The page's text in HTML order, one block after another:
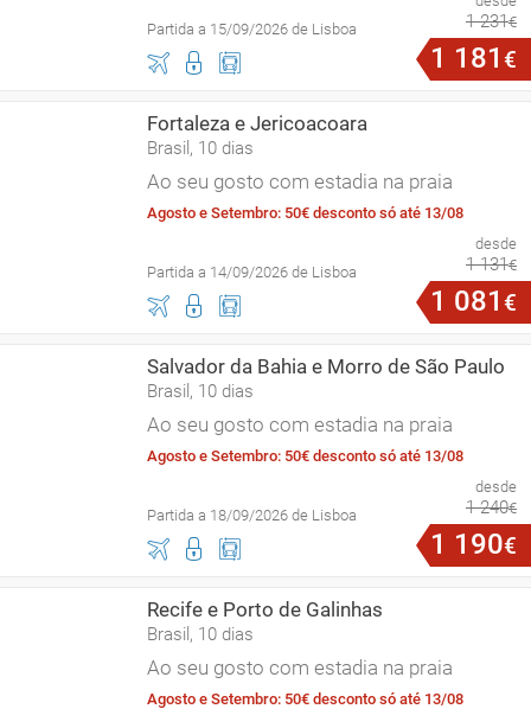
Partida a 15/09/2026 de Lisboa 1 231€
1 181 €
Fortaleza e Jericoacoara
Brasil, 10 dias
Ao seu gosto com estadia na praia
Agosto e Setembro: 50€ desconto só até 13/08
Partida a 14/09/2026 de Lisboa
desde
1 131€
1 081 €
Salvador da Bahia e Morro de São Paulo
Brasil, 10 dias
Ao seu gosto com estadia na praia
Agosto e Setembro: 50€ desconto só até 13/08
Partida a 18/09/2026 de Lisboa
desde
1 240€
1 190€
Recife e Porto de Galinhas
Brasil, 10 dias
Ao seu gosto com estadia na praia
Agosto e Setembro: 50€ desconto só até 13/08